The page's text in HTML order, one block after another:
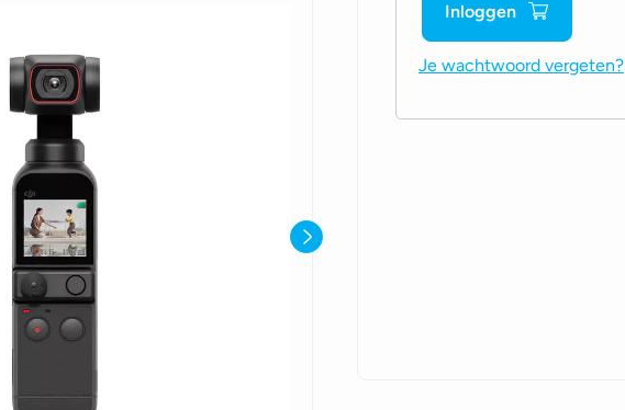
Inloggen
Je wachtwoord vergeten?